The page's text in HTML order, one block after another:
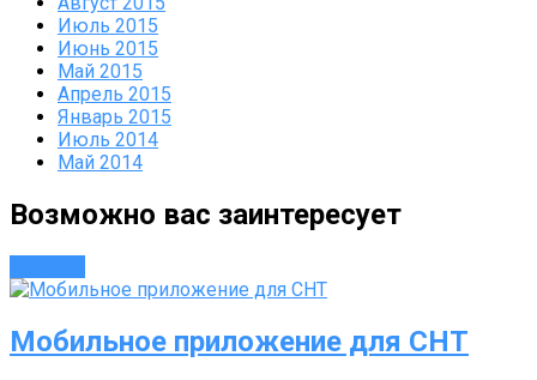
Июль 2015
Июнь 2015
Май 2015
Апрель 2015
Январь 2015
Июль 2014
Май 2014
Возможно вас заинтересует
Мобильное приложение для СНТ